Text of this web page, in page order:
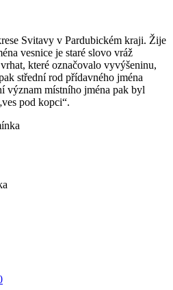
Svitavy v Pardubickém kraji. Žije
vesnice je staré slovo vráž
které označovalo vyvýšeninu,
střední rod přídavného jména
význam místního jména pak byl
pod kopci“.